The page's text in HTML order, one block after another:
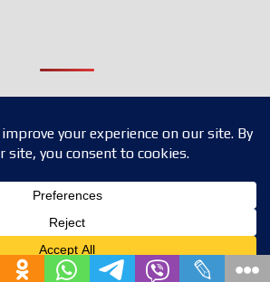
Design by ThemesDNA.com
Privacy & Cookies Policy